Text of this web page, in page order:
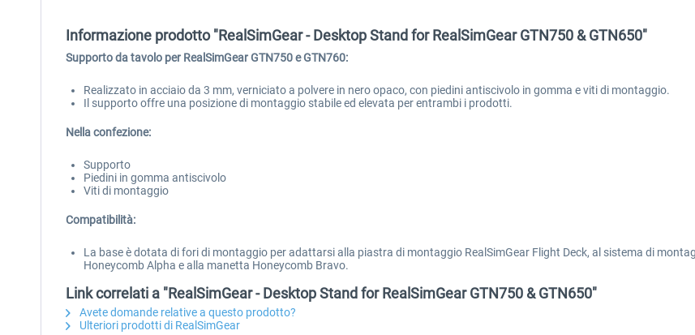
Informazione prodotto "RealSimGear - Desktop Stand for RealSimGear GTN750 & GTN650"
Supporto da tavolo per RealSimGear GTN750 e GTN760:
Realizzato in acciaio da 3 mm, verniciato a polvere in nero opaco, con piedini antiscivolo in gomma e viti di montaggio.
Il supporto offre una posizione di montaggio stabile ed elevata per entrambi i prodotti.
Nella confezione:
Supporto
Piedini in gomma antiscivolo
Viti di montaggio
Compatibilità:
La base è dotata di fori di montaggio per adattarsi alla piastra di montaggio RealSimGear Flight Deck, al sistema di
Honeycomb Alpha e alla manetta Honeycomb Bravo.
Link correlati a "RealSimGear - Desktop Stand for RealSimGear GTN750 & GTN650"
Avete domande relative a questo prodotto?
Ulteriori prodotti di RealSimGear